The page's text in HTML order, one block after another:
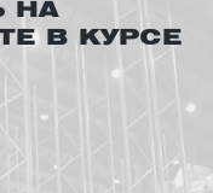
НА
В КУРСЕ